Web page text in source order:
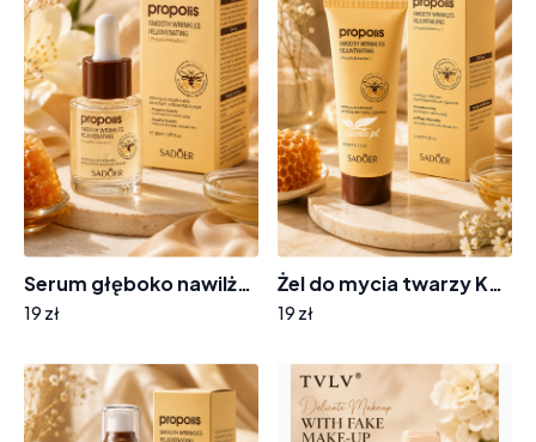
Serum głęboko nawilżające KS643 propolis
19 zł
Żel do mycia twarzy KS654 propolis
19 zł